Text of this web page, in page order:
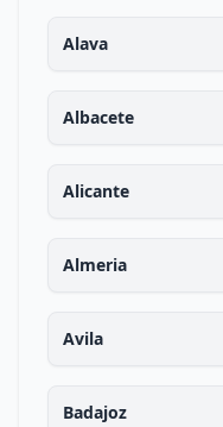
Alava
Albacete
Alicante
Almeria
Avila
Badajoz